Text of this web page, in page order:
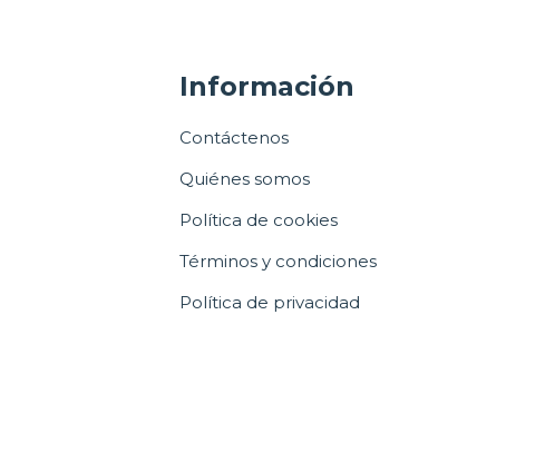
Información
Contáctenos
Quiénes somos
Política de cookies
Términos y condiciones
Política de privacidad